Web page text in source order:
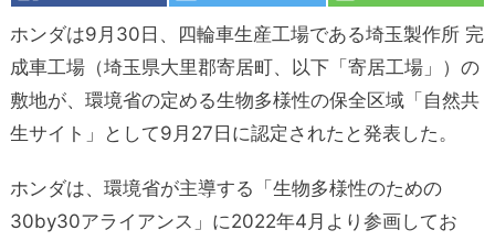
ホンダは9月30日、四輪車生産工場である埼玉製作所 完
成車工場（埼玉県大里郡寄居町、以下「寄居工場」）の
敷地が、環境省の定める生物多様性の保全区域「自然共
生サイト」として9月27日に認定されたと発表した。
ホンダは、環境省が主導する「生物多様性のための
30by30アライアンス」に2022年4月より参画してお